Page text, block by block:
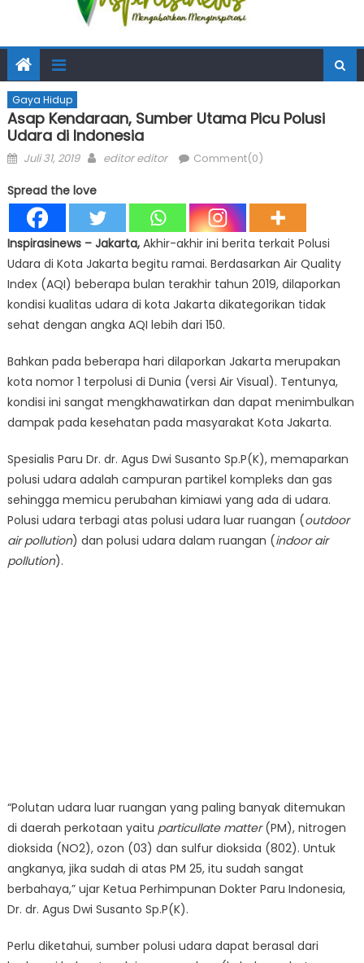
Gaya Hidup
Asap Kendaraan, Sumber Utama Picu Polusi
Udara di Indonesia
Posted
Juli 31, 2019 Author
editor editor Comment(0)
Spread the love
Inspirasinews – Jakarta, Akhir-akhir ini berita terkait Polusi
Udara di Kota Jakarta begitu ramai. Berdasarkan Air Quality
Index (AQI) beberapa bulan terakhir tahun 2019, dilaporkan
kondisi kualitas udara di kota Jakarta dikategorikan tidak
sehat dengan angka AQI lebih dari 150.
Bahkan pada beberapa hari dilaporkan Jakarta merupakan
kota nomor 1 terpolusi di Dunia (versi Air Visual). Tentunya,
kondisi ini sangat mengkhawatirkan dan dapat menimbulkan
dampak pada kesehatan pada masyarakat Kota Jakarta.
Spesialis Paru Dr. dr. Agus Dwi Susanto Sp.P(K), memaparkan
polusi udara adalah campuran partikel kompleks dan gas
sehingga memicu perubahan kimiawi yang ada di udara.
Polusi udara terbagi atas polusi udara luar ruangan (outdoor
air pollution) dan polusi udara dalam ruangan (indoor air
pollution).
“Polutan udara luar ruangan yang paling banyak ditemukan
di daerah perkotaan yaitu particullate matter(PM), nitrogen
dioksida (NO2), ozon (03) dan sulfur dioksida (802). Untuk
angkanya, jika sudah di atas PM 25, itu sudah sangat
berbahaya,” ujar Ketua Perhimpunan Dokter Paru Indonesia,
Dr. dr. Agus Dwi Susanto Sp.P(K).
Perlu diketahui, sumber polusi udara dapat berasal dari